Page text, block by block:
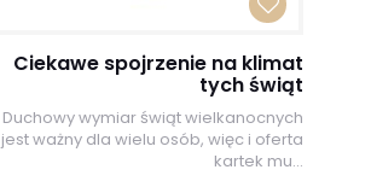
Ciekawe spojrzenie na klimat
tych świąt
Duchowy wymiar świąt wielkanocnych
jest ważny dla wielu osób, więc i oferta
kartek mu...